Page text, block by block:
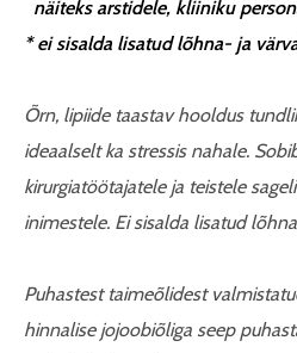
näiteksarstidele, kliiniku
* ei sisalda lisatud lõhna- ja
Õrn, lipiide taastav hooldus
ideaalselt ka stressis nahale.
kirurgiatöötajatele ja teistele
inimestele. Ei sisalda lisatud
Puhastest taimeõlidest
hinnalisejojoobiõliga seep